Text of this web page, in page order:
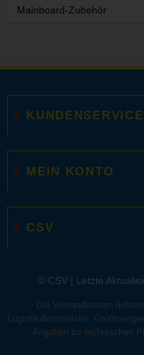
Mainboard-Zubehör
KUNDENSERVICE
MEIN KONTO
CSV
© CSV | Letzte
Die Versandkosten
Logistikdienstleister.
Angaben zu technischen